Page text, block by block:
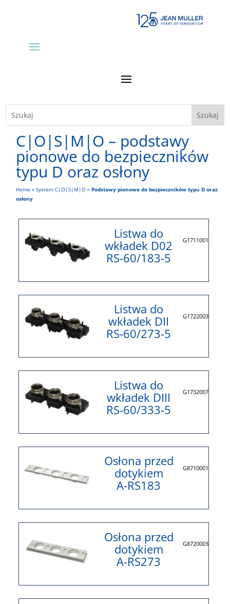
C|O|S|M|O – podstawy
pionowe do bezpieczników
typu D oraz osłony
Home »System C|O|S|M|O »Podstawy pionowe do bezpieczników typu D oraz
osłony
Listwa do
wkładek D02
RS-60/183-5
G1711001
Listwa do
wkładek DII
RS-60/273-5
G1722003
Listwa do
wkładek DIII
RS-60/333-5
G1732007
Osłona przed
dotykiem
A-RS183
G8710001
Osłona przed
dotykiem
A-RS273
G8720003